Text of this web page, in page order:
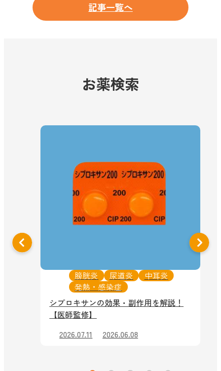
記事一覧へ
お薬検索
膀胱炎 尿道炎
中耳炎
発熱・感染症
シプロキサンの効果・副作用を解説！
【医師監修】
2026.07.11
2026.06.08